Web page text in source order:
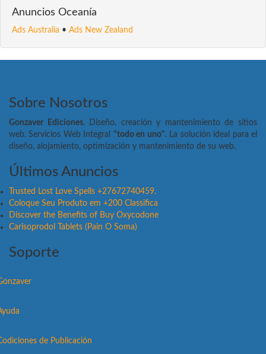
Anuncios Oceanía
Ads Australia • Ads New Zealand
Sobre Nosotros
Gonzaver Ediciones. Diseño, creación y mantenimiento de sitios
web. Servicios Web Integral "todo en uno". La solución ideal para el
diseño, alojamiento, optimización y mantenimiento de su web.
Últimos Anuncios
Trusted Lost Love Spells +27672740459.
Coloque Seu Produto em +200 Classifica
Discover the Benefits of Buy Oxycodone
Carisoprodol Tablets (Pain O Soma)
Soporte
de Publicación